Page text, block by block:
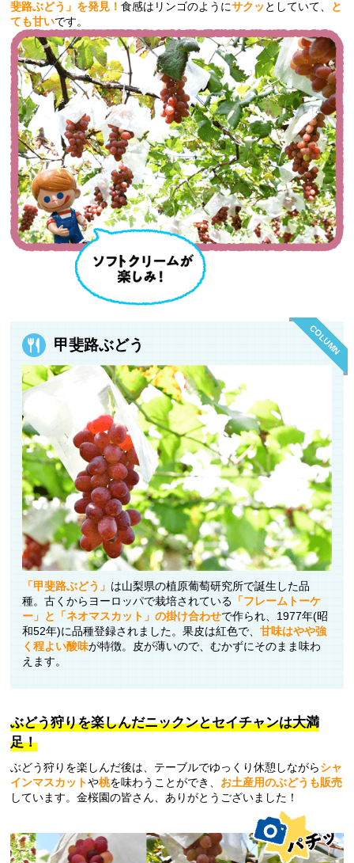
斐路ぶどう」を発見！食感はリンゴのようにサクッとしていて、 と
ても甘いです。
COLUMN
甲斐路ぶどう
「甲斐路ぶどう」 は山梨県の植原葡萄研究所で誕生した品
種。古くからヨーロッパで栽培されている 「フレームトーケ
ー」と「ネオマスカット」の掛け合わせで作られ、1977年(昭
和52年)に品種登録されました。果皮は紅色で、甘味はやや強
く程よい酸味が特徴。皮が薄いので、むかずにそのまま味わ
えます。
ぶどう狩りを楽しんだニックンとセイチャンは大満
足！
ぶどう狩りを楽しんだ後は、テーブルでゆっくり休憩しながらシャ
インマスカットや桃を味わうことができ、 お土産用のぶどうも販売
しています。金桜園の皆さん、ありがとうございました！